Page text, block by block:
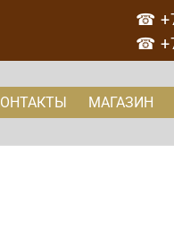
☎
☎
МАГАЗИН